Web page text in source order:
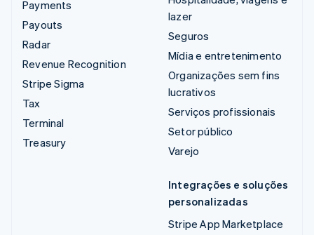
Payments
Payouts
Radar
Revenue Recognition
Stripe Sigma
Tax
Terminal
Treasury
lazer
Seguros
Mídia e entretenimento
Organizações sem fins
lucrativos
Serviços profissionais
Setor público
Varejo
Integrações e soluções
personalizadas
Stripe App Marketplace